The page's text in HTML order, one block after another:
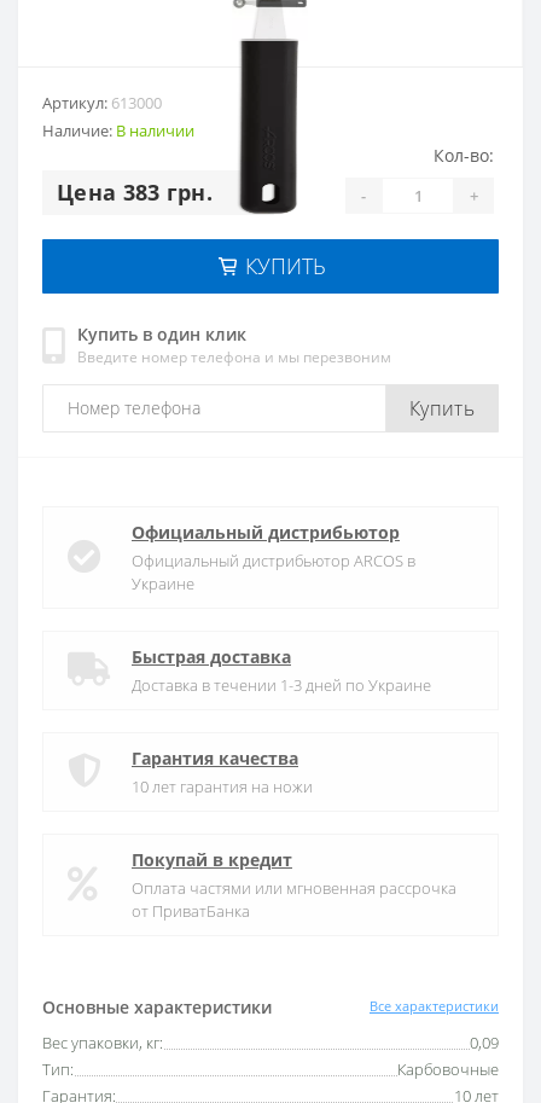
Артикул: 613000
Наличие: В наличии
Цена 383 грн.
Кол-во:
- +
КУПИТЬ
Купить в один клик
Введите номер телефона и мы перезвоним
Купить
Основные характеристики Все характеристики
Вес упаковки, кг:
0,09
Тип:
Карбовочные
Гарантия:
10 лет
Официальный дистрибьютор
Официальный дистрибьютор ARCOS в
Украине
Быстрая доставка
Доставка в течении 1-3 дней по Украине
Гарантия качества
10 лет гарантия на ножи
Покупай в кредит
Оплата частями или мгновенная рассрочка
от ПриватБанка